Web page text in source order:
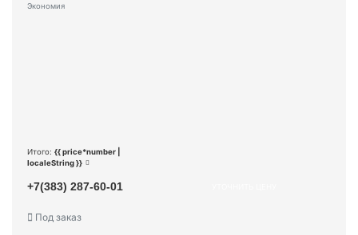
Экономия
Итого: {{ price*number |
localeString }}
+7(383) 287-60-01
Под заказ